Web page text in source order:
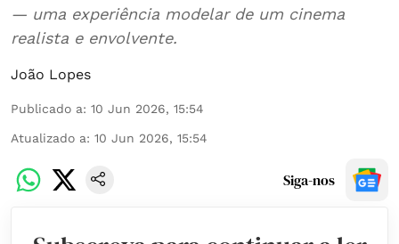
— uma experiência modelar de um cinema
realista e envolvente.
João Lopes
Publicado a: 10 Jun 2026, 15:54
Atualizado a: 10 Jun 2026, 15:54
Siga-nos